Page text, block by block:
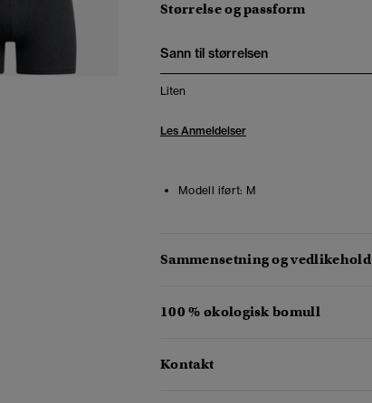
Størrelse og passform
Sann til størrelsen
Liten
Les Anmeldelser
Modell iført: M
Sammensetning og vedlikehold
100 % økologisk bomull
Kontakt